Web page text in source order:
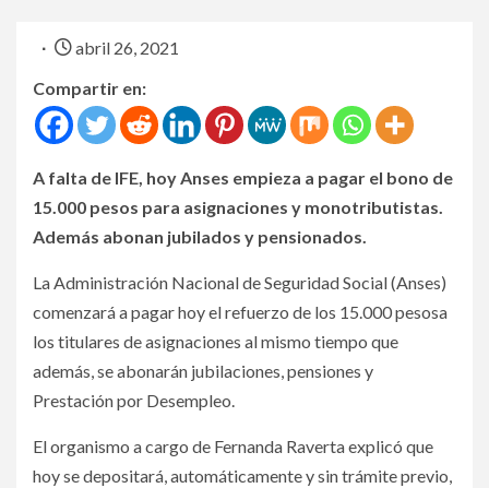
abril 26, 2021
Compartir en:
A falta de IFE, hoy Anses empieza a pagar el bono de
15.000 pesos para asignaciones y monotributistas.
Además abonan jubilados y pensionados.
La Administración Nacional de Seguridad Social (Anses)
comenzará a pagar hoy el refuerzo de los 15.000 pesosa
los titulares de asignaciones al mismo tiempo que
además, se abonarán jubilaciones, pensiones y
Prestación por Desempleo.
El organismo a cargo de Fernanda Raverta explicó que
hoy se depositará, automáticamente y sin trámite previo,